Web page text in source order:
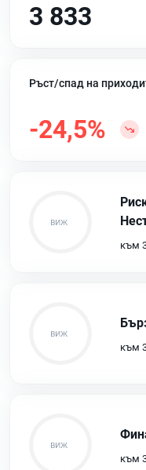
3 833
Ръст/спад на
-24,5%
към
към
към